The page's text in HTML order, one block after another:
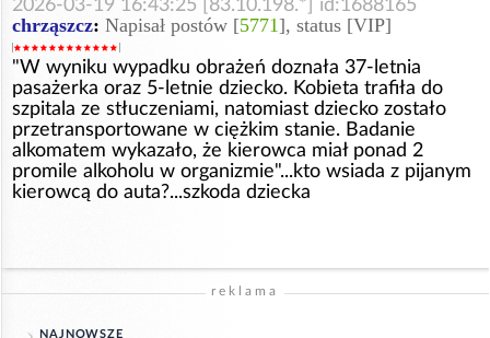
2026-03-19 16:43:25 [83.10.198.*] id:1688165
chrząszcz: Napisał postów [5771], status [VIP]
"W wyniku wypadku obrażeń doznała 37-letnia
pasażerka oraz 5-letnie dziecko. Kobieta trafiła do
szpitala ze stłuczeniami, natomiast dziecko zostało
przetransportowane w ciężkim stanie. Badanie
alkomatem wykazało, że kierowca miał ponad 2
promile alkoholu w organizmie"...kto wsiada z pijanym
kierowcą do auta?...szkoda dziecka
reklama
NAJNOWSZE